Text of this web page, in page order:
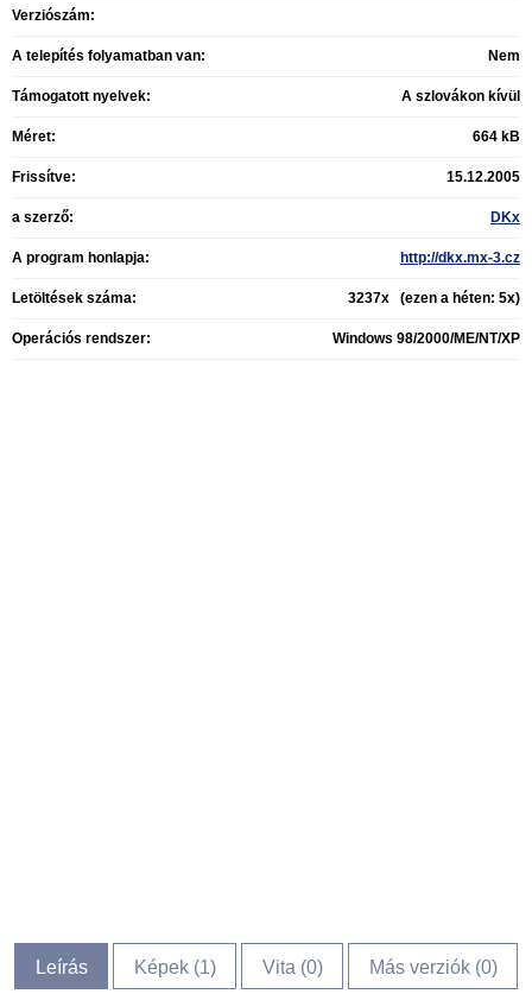
Verziószám:
A telepítés folyamatban van: Nem
Támogatott nyelvek: A szlovákon kívül
Méret: 664 kB
Frissítve: 15.12.2005
a szerző: DKx
A program honlapja: http://dkx.mx-3.cz
Letöltések száma: 3237x (ezen a héten: 5x)
Operációs rendszer: Windows 98/2000/ME/NT/XP
Leírás Képek (1) Vita (0) Más verziók (0)